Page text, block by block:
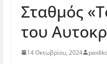
Σταθμός
του
14 Οκτωβρίου, 2024